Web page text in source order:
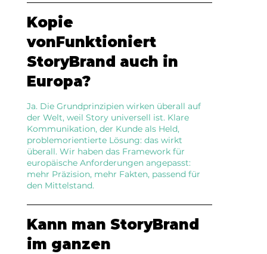
Kopie
vonFunktioniert
StoryBrand auch in
Europa?
Ja. Die Grundprinzipien wirken überall auf
der Welt, weil Story universell ist. Klare
Kommunikation, der Kunde als Held,
problemorientierte Lösung: das wirkt
überall. Wir haben das Framework für
europäische Anforderungen angepasst:
mehr Präzision, mehr Fakten, passend für
den Mittelstand.
Kann man StoryBrand
im ganzen